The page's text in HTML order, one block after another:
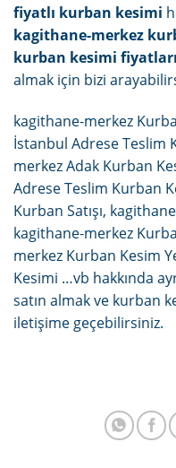
fiyatlı kurban kesimi
kagithane-merkez
kurban kesimi fiyatları
almak için bizi
kagithane-merkez
İstanbul Adrese Teslim
merkez Adak Kurban
Adrese Teslim Kurban
Kurban Satışı,
kagithane-merkez
merkez Kurban Kesim
Kesimi …vb hakkında
satın almak ve kurban
iletişime geçebilirsiniz.